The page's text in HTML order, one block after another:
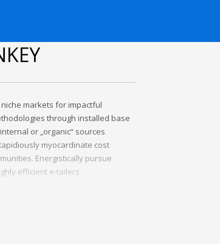
markets for impactful
through installed base
or „organic“ sources
myocardinate cost
Energistically pursue
efficient e-tailers.
magnetic communities.